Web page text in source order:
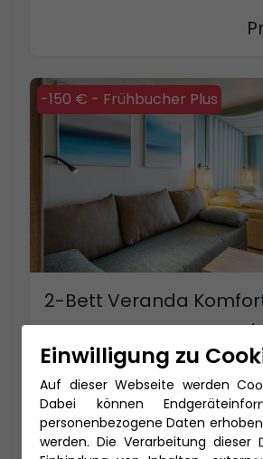
-150 € - Frühbucher Plus
2-Bett Veranda
24-37 qm, inklusive Veranda
VC: bis zu 4 Personen mit extra
Einwilligung zu
Auf dieser Webseite werden
Dabei können
personenbezogene Daten
werden. Die Verarbeitung dieser